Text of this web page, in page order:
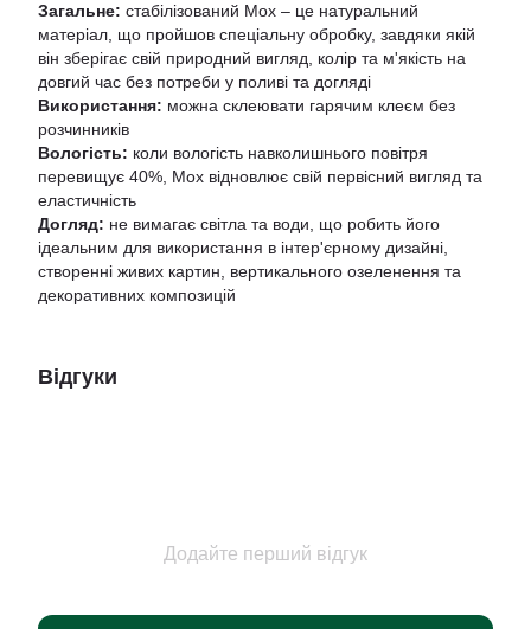
Загальне: стабілізований Мох – це натуральний
матеріал, що пройшов спеціальну обробку, завдяки якій
він зберігає свій природний вигляд, колір та м'якість на
довгий час без потреби у поливі та догляді
Використання: можна склеювати гарячим клеєм без
розчинників
Вологість: коли вологість навколишнього повітря
перевищує 40%, Мох відновлює свій первісний вигляд та
еластичність
Догляд: не вимагає світла та води, що робить його
ідеальним для використання в інтер'єрному дизайні,
створенні живих картин, вертикального озеленення та
декоративних композицій
Відгуки
Додайте перший відгук